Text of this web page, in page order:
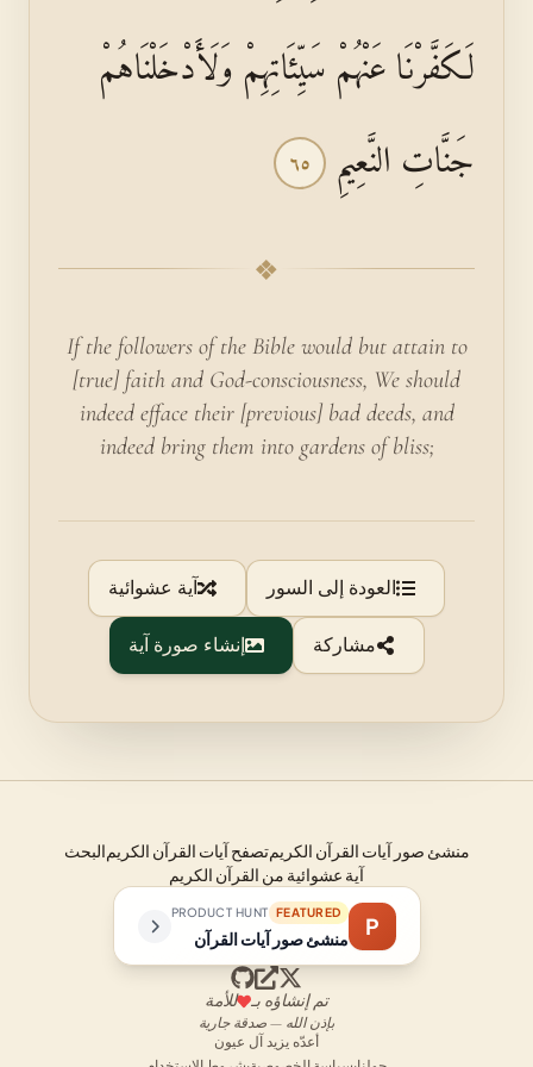
لَكَفَّرْنَا عَنْهُمْ سَيِّئَاتِهِمْ وَلَأَدْخَلْنَاهُمْ
جَنَّاتِ النَّعِيمِ ٦٥
❖
If the followers of the Bible would but attain to
[true] faith and God-consciousness, We should
indeed efface their [previous] bad deeds, and
indeed bring them into gardens of bliss;
العودة إلى السور آية عشوائية
مشاركة إنشاء صورة آية
منشئ صور آيات القرآن الكريمتصفح آيات القرآن الكريمالبحث
آية عشوائية من القرآن الكريم
P
FEATURED
PRODUCT HUNT
منشئ صور آيات القرآن
تم إنشاؤه بـ للأمة
بإذن الله — صدقة جارية
أعدّه يزيد آل عيون